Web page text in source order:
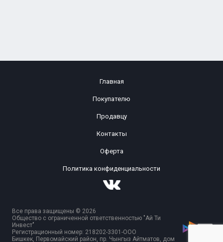
Главная
Покупателю
Продавцу
Контакты
Оферта
Политика конфиденциальности
Все права защищены © 2026
Общество с ограниченной ответственностью "Ай Ти
Инвест"
Регистрационный номер: 218202-3301-ООО
Бишкек, Первомайский район, пр. Чынгыз Айтматов, дом